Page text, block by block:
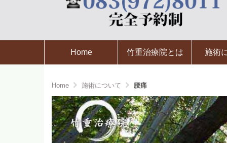
Home 竹重治療院とは 施術
Home 施術について 腰痛